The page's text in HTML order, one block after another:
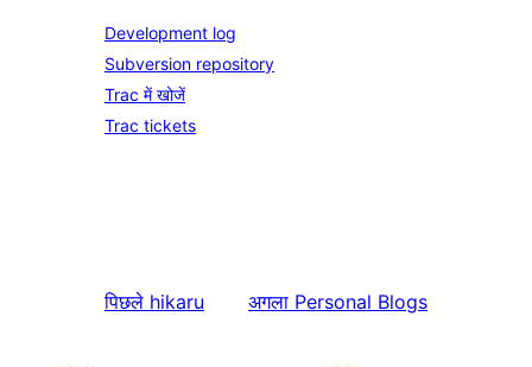
Development log
Subversion repository
Trac में खोजें
Trac tickets
पिछले hikaru अगला Personal Blogs